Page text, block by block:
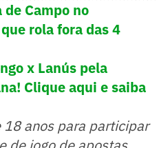
Campo no
rola fora das 4
x Lanús pela
Clique aqui e saiba
18 anos para participar